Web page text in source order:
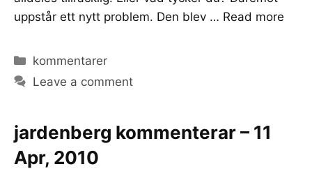
uppstår ett nytt problem. Den blev … Read more
Categories
kommentarer
Leave a comment
jardenberg kommenterar – 11
Apr, 2010